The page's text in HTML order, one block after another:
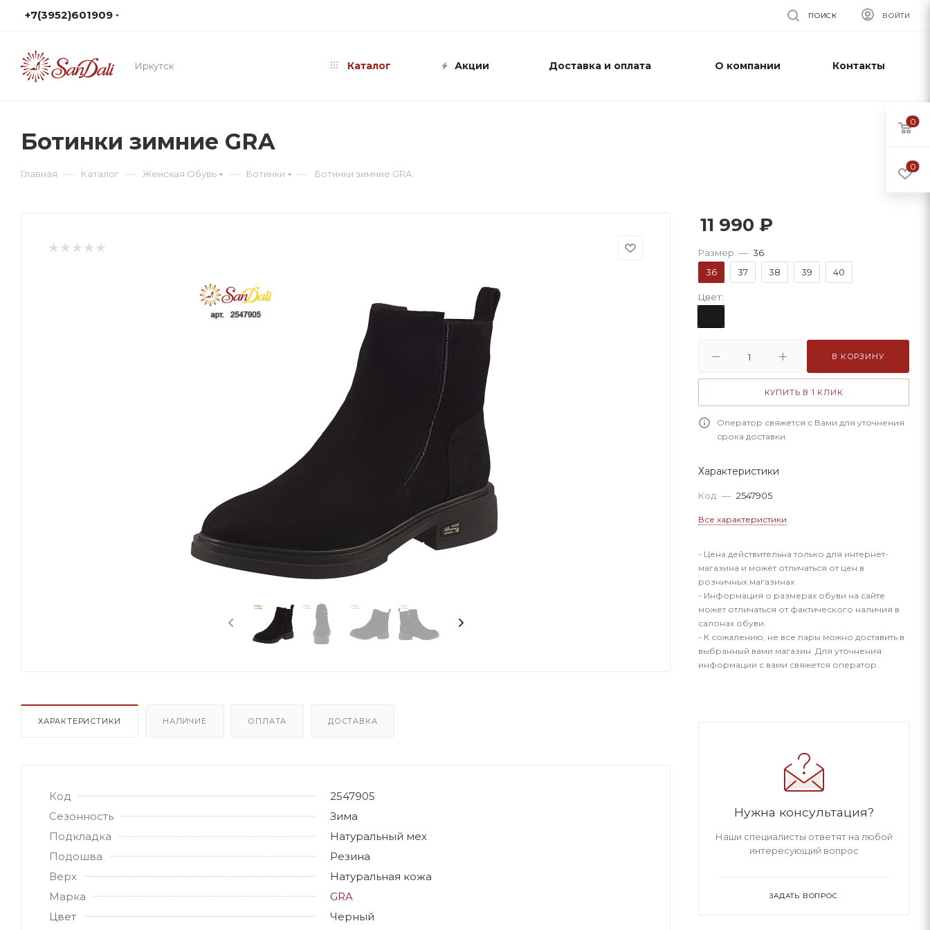
+7(3952)601909 ВОЙТИ
ПОИСК
Иркутск Каталог Акции Доставка и оплата О компании Контакты
Ботинки зимние GRA
Главная — Каталог — Женская Обувь — Ботинки — Ботинки зимние GRA
ХАРАКТЕРИСТИКИ НАЛИЧИЕ ОПЛАТА ДОСТАВКА
Код
2547905
Сезонность
Зима
Подкладка
Натуральный мех
Подошва
Резина
Верх
Натуральная кожа
Марка
GRA
Цвет
Черный
11 990 ₽
Размер — 36
36
37 38 39 40
Цвет:
В КОРЗИНУ
КУПИТЬ В 1 КЛИК
Оператор свяжется с Вами для уточнения
срока доставки.
Характеристики
Код — 2547905
Все характеристики
- Цена действительна только для интернет-
магазина и может отличаться от цен в
розничных магазинах
- Информация о размерах обуви на сайте
может отличаться от фактического наличия в
салонах обуви.
- К сожалению, не все пары можно доставить в
выбранный вами магазин. Для уточнения
информации с вами свяжется оператор.
Нужна консультация?
Наши специалисты ответят на любой
интересующий вопрос
ЗАДАТЬ ВОПРОС
0
0